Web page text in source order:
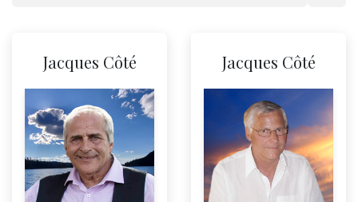
Jacques Côté Jacques Côté